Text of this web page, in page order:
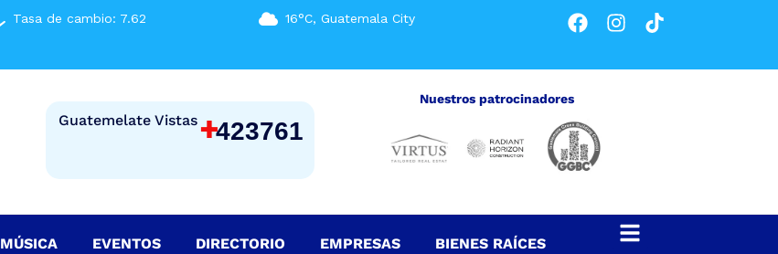
Tasa de cambio: 7.62 16°C, Guatemala City
Guatemelate Vistas +423761
Nuestros patrocinadores
MÚSICA EVENTOS DIRECTORIO EMPRESAS BIENES RAÍCES